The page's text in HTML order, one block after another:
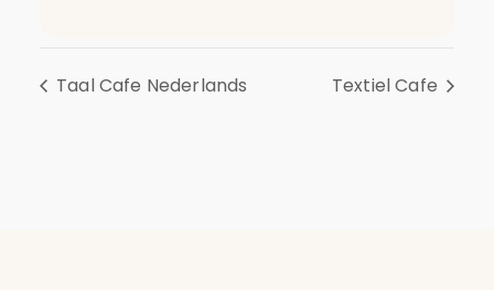
Taal Cafe Nederlands Textiel Cafe